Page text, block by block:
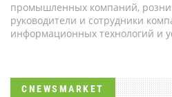
промышленных компаний,
руководители и сотрудники
информационных технологий и
CNEWSMARKET